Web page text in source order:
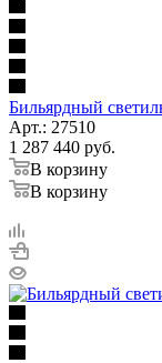
Бильярдный
Арт.: 27510
1 287 440 руб.
В корзину
В корзину